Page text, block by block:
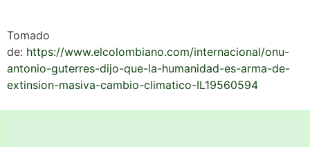
Tomado
de: https://www.elcolombiano.com/internacional/onu-
antonio-guterres-dijo-que-la-humanidad-es-arma-de-
extinsion-masiva-cambio-climatico-IL19560594